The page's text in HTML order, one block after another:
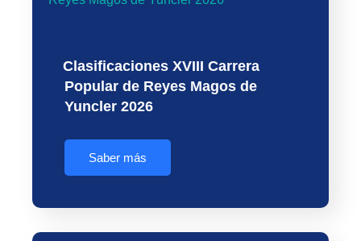
Clasificaciones XVIII Carrera
Popular de Reyes Magos de
Yuncler 2026
Saber más